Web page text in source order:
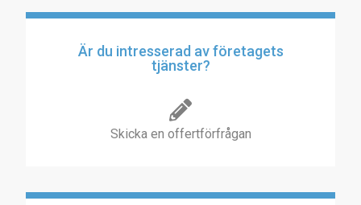
Är du intresserad av företagets
tjänster?
Skicka en offertförfrågan